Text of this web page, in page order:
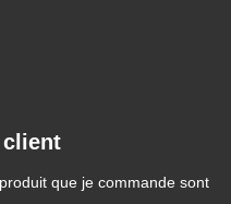
client
que je commande sont